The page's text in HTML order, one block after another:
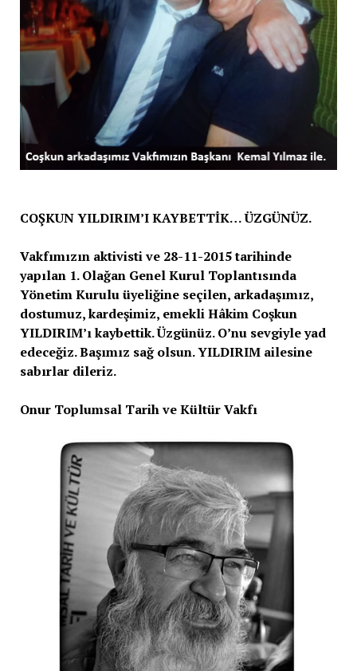
COŞKUN YILDIRIM’I KAYBETTİK… ÜZGÜNÜZ.
Vakfımızın aktivisti ve 28-11-2015 tarihinde
yapılan 1. Olağan Genel Kurul Toplantısında
Yönetim Kurulu üyeliğine seçilen, arkadaşımız,
dostumuz, kardeşimiz, emekli Hâkim Coşkun
YILDIRIM’ı kaybettik. Üzgünüz. O’nu sevgiyle yad
edeceğiz. Başımız sağ olsun. YILDIRIM ailesine
sabırlar dileriz.
Onur Toplumsal Tarih ve Kültür Vakfı